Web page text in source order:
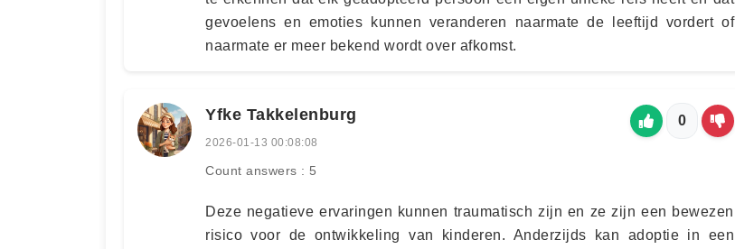
gevoelens en emoties kunnen veranderen naarmate de leeftijd vordert of
naarmate er meer bekend wordt over afkomst.
Yfke Takkelenburg
2026-01-13 00:08:08
Count answers : 5
0
Deze negatieve ervaringen kunnen traumatisch zijn en ze zijn een bewezen
risico voor de ontwikkeling van kinderen. Anderzijds kan adoptie in een